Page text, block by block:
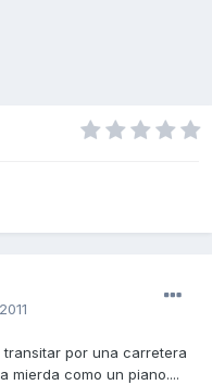
por una carretera
mierda como un piano....